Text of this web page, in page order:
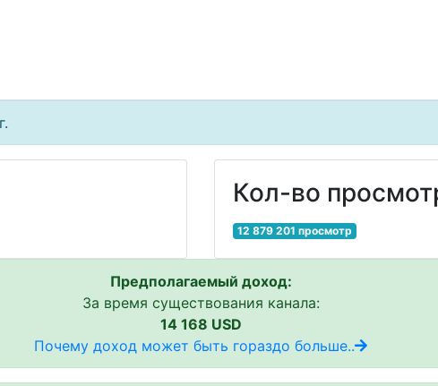
Кол-во
12 879 201 просмотр
Предполагаемый доход:
За время существования канала:
14 168 USD
Почему доход может быть гораздо больше..